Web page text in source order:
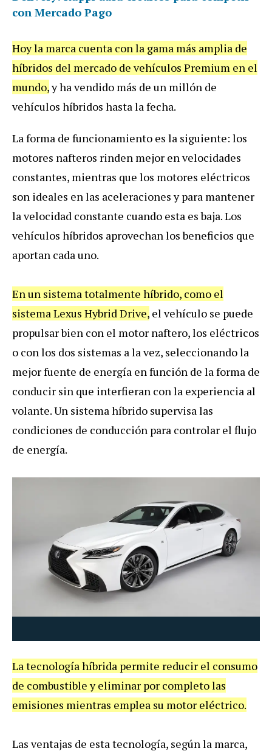
con Mercado Pago
Hoy la marca cuenta con la gama más amplia de
híbridos del mercado de vehículos Premium en el
mundo,y ha vendido más de un millón de
vehículos híbridos hasta la fecha.
La forma de funcionamiento es la siguiente: los
motores nafteros rinden mejor en velocidades
constantes, mientras que los motores eléctricos
son ideales en las aceleraciones y para mantener
la velocidad constante cuando esta es baja. Los
vehículos híbridos aprovechan los beneficios que
aportan cada uno.
En un sistema totalmente híbrido, como el
sistema Lexus Hybrid Drive, el vehículo se puede
propulsar bien con el motor naftero, los eléctricos
o con los dos sistemas a la vez, seleccionando la
mejor fuente de energía en función de la forma de
conducir sin que interfieran con la experiencia al
volante. Un sistema híbrido supervisa las
condiciones de conducción para controlar el flujo
de energía.
La tecnología híbrida permite reducir el consumo
de combustible y eliminar por completo las
emisiones mientras emplea su motor eléctrico.
Las ventajas de esta tecnología, según la marca,